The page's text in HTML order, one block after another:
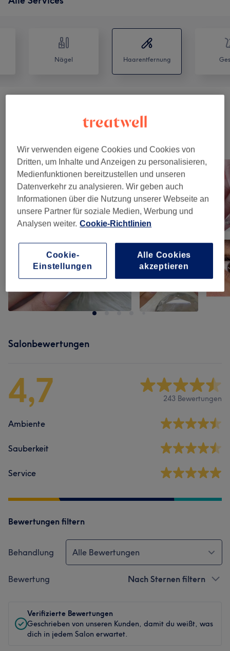
Nägel Haarentfernung
Bild anklicken für weitere Details
Salonbewertungen
4,7 243 Bewertungen
Ambiente
Sauberkeit
Service
Bewertungen filtern
Behandlung Alle Bewertungen
Bewertung Nach Sternen filtern
Verifizierte Bewertungen
Geschrieben von unseren Kunden, damit du weißt, was
dich in jedem Salon erwartet.
Wir verwenden eigene Cookies und Cookies von
Dritten, um Inhalte und Anzeigen zu personalisieren,
Medienfunktionen bereitzustellen und unseren
Datenverkehr zu analysieren. Wir geben auch
Informationen über die Nutzung unserer Webseite an
unsere Partner für soziale Medien, Werbung und
Analysen weiter. Cookie-Richtlinien
Cookie-
Einstellungen
Alle Cookies
akzeptieren